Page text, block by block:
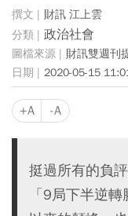
財訊 江上雲
政治社會
財訊雙週刊
2020-05-15
+A -A
挺過所有的負
「9局下半逆